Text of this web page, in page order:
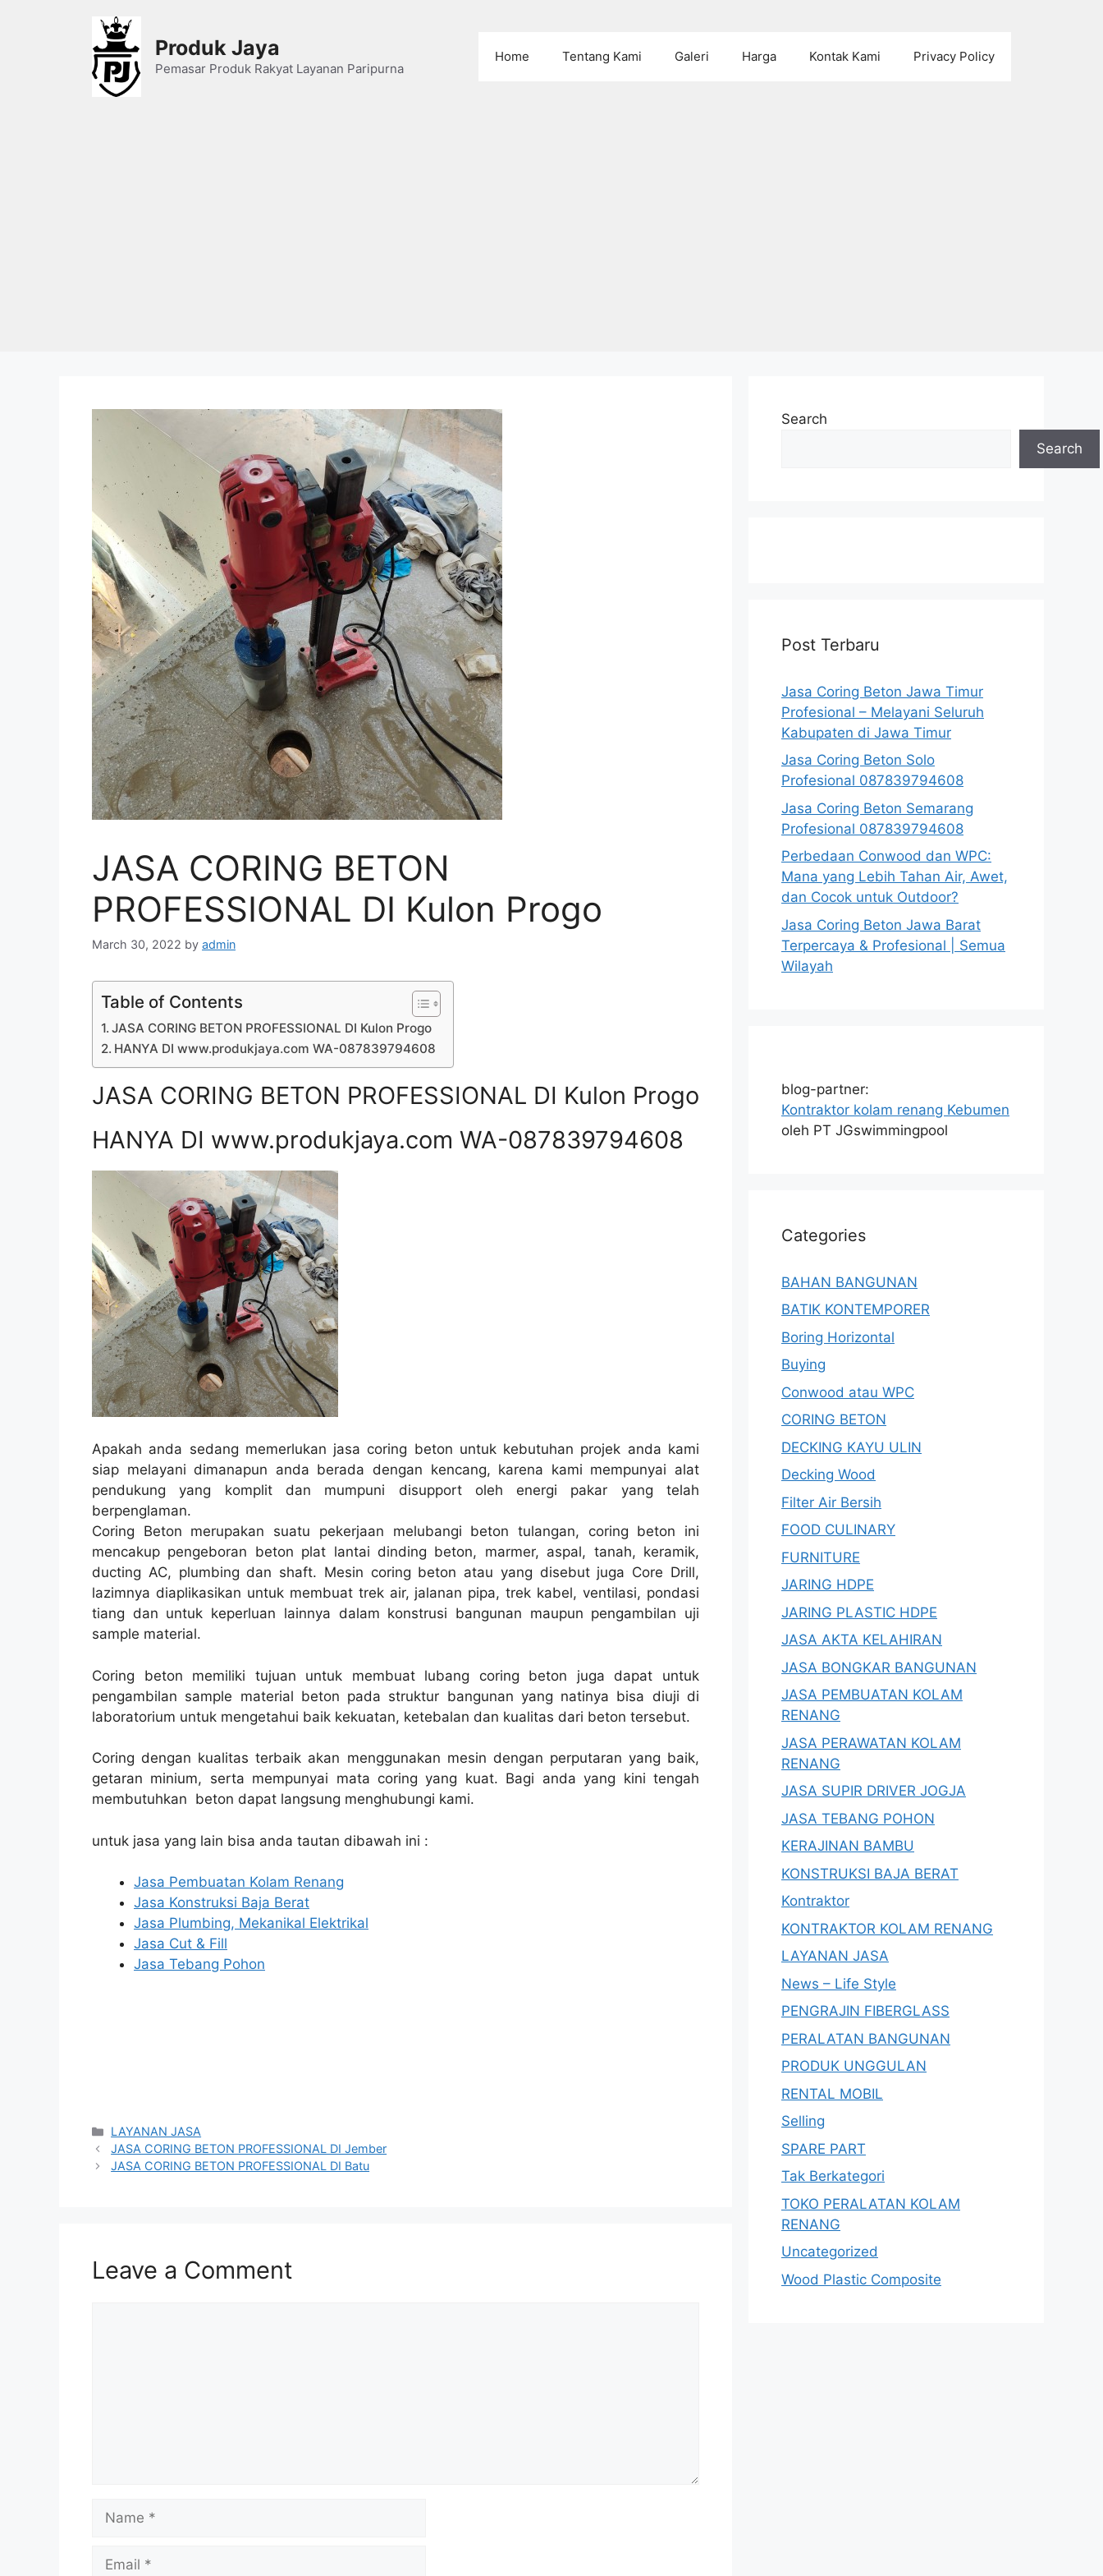
Produk Jaya
Pemasar Produk Rakyat Layanan Paripurna
Home Tentang Kami Galeri Harga Kontak Kami Privacy Policy
JASA CORING BETON
PROFESSIONAL DI Kulon Progo
March 30, 2022 by admin
Table of Contents
JASA CORING BETON PROFESSIONAL DI Kulon Progo
HANYA DI www.produkjaya.com WA-087839794608
JASA CORING BETON PROFESSIONAL DI Kulon Progo
HANYA DI www.produkjaya.com WA-087839794608
Apakah anda sedang memerlukan jasa coring beton untuk kebutuhan projek anda kami
siap melayani dimanapun anda berada dengan kencang, karena kami mempunyai alat
pendukung yang komplit dan mumpuni disupport oleh energi pakar yang telah
berpenglaman.
Coring Beton merupakan suatu pekerjaan melubangi beton tulangan, coring beton ini
mencakup pengeboran beton plat lantai dinding beton, marmer, aspal, tanah, keramik,
ducting AC, plumbing dan shaft. Mesin coring beton atau yang disebut juga Core Drill,
lazimnya diaplikasikan untuk membuat trek air, jalanan pipa, trek kabel, ventilasi, pondasi
tiang dan untuk keperluan lainnya dalam konstrusi bangunan maupun pengambilan uji
sample material.
Coring beton memiliki tujuan untuk membuat lubang coring beton juga dapat untuk
pengambilan sample material beton pada struktur bangunan yang natinya bisa diuji di
laboratorium untuk mengetahui baik kekuatan, ketebalan dan kualitas dari beton tersebut.
Coring dengan kualitas terbaik akan menggunakan mesin dengan perputaran yang baik,
getaran minium, serta mempunyai mata coring yang kuat. Bagi anda yang kini tengah
membutuhkan beton dapat langsung menghubungi kami.
untuk jasa yang lain bisa anda tautan dibawah ini :
Jasa Pembuatan Kolam Renang
Jasa Konstruksi Baja Berat
Jasa Plumbing, Mekanikal Elektrikal
Jasa Cut & Fill
Jasa Tebang Pohon
Categories
LAYANAN JASA
JASA CORING BETON PROFESSIONAL DI Jember
JASA CORING BETON PROFESSIONAL DI Batu
Leave a Comment
Name
Email
Search
Search
Post Terbaru
Jasa Coring Beton Jawa Timur
Profesional – Melayani Seluruh
Kabupaten di Jawa Timur
Jasa Coring Beton Solo
Profesional 087839794608
Jasa Coring Beton Semarang
Profesional 087839794608
Perbedaan Conwood dan WPC:
Mana yang Lebih Tahan Air, Awet,
dan Cocok untuk Outdoor?
Jasa Coring Beton Jawa Barat
Terpercaya & Profesional | Semua
Wilayah
blog-partner:
Kontraktor kolam renang Kebumen
oleh PT JGswimmingpool
Categories
BAHAN BANGUNAN
BATIK KONTEMPORER
Boring Horizontal
Buying
Conwood atau WPC
CORING BETON
DECKING KAYU ULIN
Decking Wood
Filter Air Bersih
FOOD CULINARY
FURNITURE
JARING HDPE
JARING PLASTIC HDPE
JASA AKTA KELAHIRAN
JASA BONGKAR BANGUNAN
JASA PEMBUATAN KOLAM
RENANG
JASA PERAWATAN KOLAM
RENANG
JASA SUPIR DRIVER JOGJA
JASA TEBANG POHON
KERAJINAN BAMBU
KONSTRUKSI BAJA BERAT
Kontraktor
KONTRAKTOR KOLAM RENANG
LAYANAN JASA
News – Life Style
PENGRAJIN FIBERGLASS
PERALATAN BANGUNAN
PRODUK UNGGULAN
RENTAL MOBIL
Selling
SPARE PART
Tak Berkategori
TOKO PERALATAN KOLAM
RENANG
Uncategorized
Wood Plastic Composite